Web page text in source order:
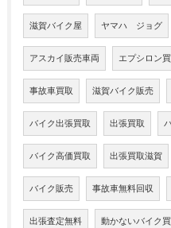
滋賀バイク屋 ヤマハ ジョグ
アスカイ販売車両 エプシロン
事故車買取 滋賀バイク販売
バイク出張買取 出張買取
バイク高価買取 出張買取滋賀
バイク販売 事故車無料回収
出張査定無料 動かないバイク